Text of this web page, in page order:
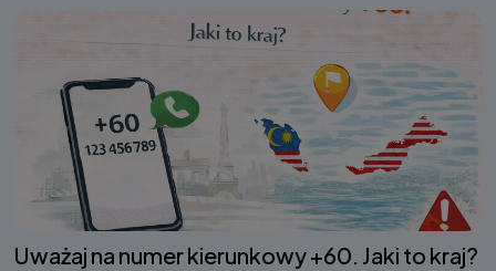
Uważaj na numer kierunkowy +60. Jaki to kraj?